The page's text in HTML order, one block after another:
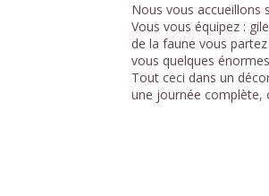
Nous vous accueillons
Vous vous équipez :
de la faune vous
vous quelques
Tout ceci dans un
une journée complète,